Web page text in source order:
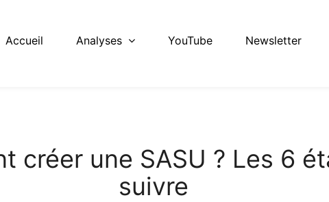
Accueil Analyses YouTube Newsletter
créer une SASU ? Les 6
suivre